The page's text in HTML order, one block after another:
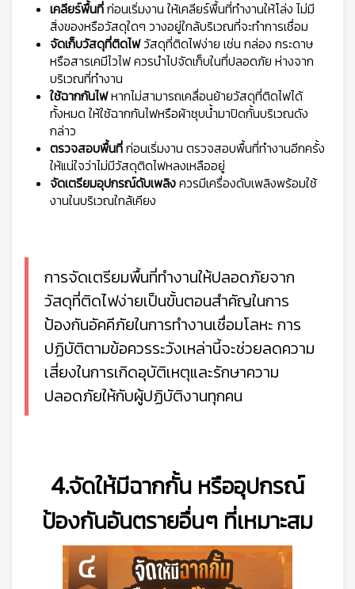
เคลียร์พื้นที่ก่อนเริ่มงาน ให้เคลียร์พื้นที่ทำงานให้โล่ง ไม่มี
สิ่งของหรือวัสดุใดๆ วางอยู่ใกล้บริเวณที่จะทำการเชื่อม
จัดเก็บวัสดุที่ติดไฟวัสดุที่ติดไฟง่าย เช่น กล่อง กระดาษ
หรือสารเคมีไวไฟ ควรนำไปจัดเก็บในที่ปลอดภัย ห่างจาก
บริเวณที่ทำงาน
ใช้ฉากกันไฟหากไม่สามารถเคลื่อนย้ายวัสดุที่ติดไฟได้
ทั้งหมด ให้ใช้ฉากกันไฟหรือผ้าชุบน้ำมาปิดกั้นบริเวณดัง
กล่าว
ตรวจสอบพื้นที่ก่อนเริ่มงาน ตรวจสอบพื้นที่ทำงานอีกครั้ง
ให้แน่ใจว่าไม่มีวัสดุติดไฟหลงเหลืออยู่
จัดเตรียมอุปกรณ์ดับเพลิงควรมีเครื่องดับเพลิงพร้อมใช้
งานในบริเวณใกล้เคียง
การจัดเตรียมพื้นที่ทำงานให้ปลอดภัยจาก
วัสดุที่ติดไฟง่ายเป็นขั้นตอนสำคัญในการ
ป้องกันอัคคีภัยในการทำงานเชื่อมโลหะ การ
ปฏิบัติตามข้อควรระวังเหล่านี้จะช่วยลดความ
เสี่ยงในการเกิดอุบัติเหตุและรักษาความ
ปลอดภัยให้กับผู้ปฏิบัติงานทุกคน
4.จัดให้มีฉากกั้น หรืออุปกรณ์
ป้องกันอันตรายอื่นๆ ที่เหมาะสม